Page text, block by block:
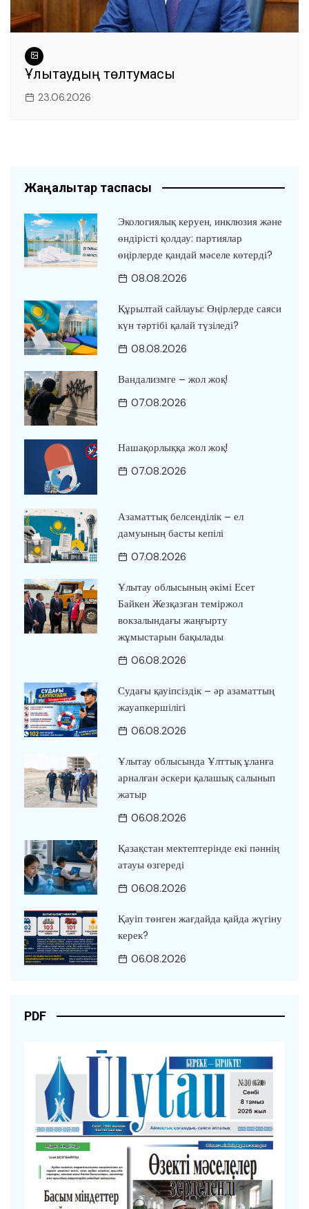
Ұлытаудың төлтумасы
23.06.2026
Жаңалықтар таспасы
Экологиялық керуен, инклюзия және
өндірісті қолдау: партиялар
өңірлерде қандай мәселе көтерді?
08.08.2026
Құрылтай сайлауы: Өңірлерде саяси
күн тәртібі қалай түзіледі?
08.08.2026
Вандализмге – жол жоқ!
07.08.2026
Нашақорлыққа жол жоқ!
07.08.2026
Азаматтық белсенділік – ел
дамуының басты кепілі
07.08.2026
Ұлытау облысының әкімі Есет
Байкен Жезқазған теміржол
вокзалындағы жаңғырту
жұмыстарын бақылады
06.08.2026
Судағы қауіпсіздік – әр азаматтың
жауапкершілігі
06.08.2026
Ұлытау облысында Ұлттық ұланға
арналған әскери қалашық салынып
жатыр
06.08.2026
Қазақстан мектептерінде екі пәннің
атауы өзгереді
06.08.2026
Қауіп төнген жағдайда қайда жүгіну
керек?
06.08.2026
PDF